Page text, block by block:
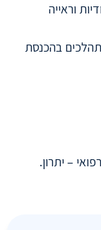
וראייה
בהכנסת
– יתרון.